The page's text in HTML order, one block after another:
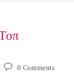
Post
0 Comments